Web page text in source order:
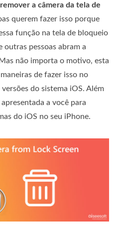
remover a câmera da tela de
querem fazer isso porque
função na tela de bloqueio
outras pessoas abram a
não importa o motivo, esta
de fazer isso no
do sistema iOS. Além
a você para
do iOS no seu iPhone.